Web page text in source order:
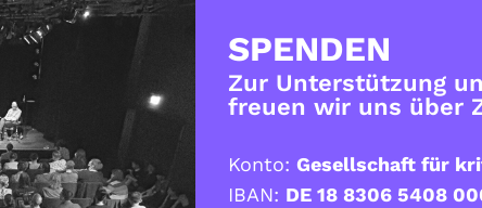
SPENDEN
Zur Unterstützung
freuen wir uns über
Konto: Gesellschaft für
IBAN: DE 18 8306 5408